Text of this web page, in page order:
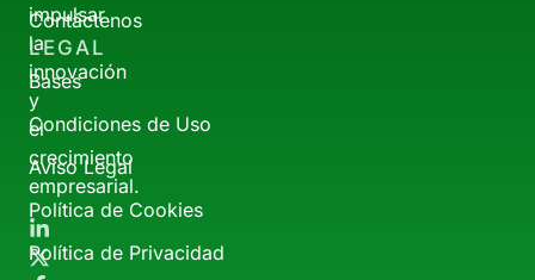
impulsar
la
innovación
y
el
crecimiento
empresarial.
Contáctenos
LEGAL
Bases
Condiciones de Uso
Aviso Legal
Política de Cookies
Política de Privacidad